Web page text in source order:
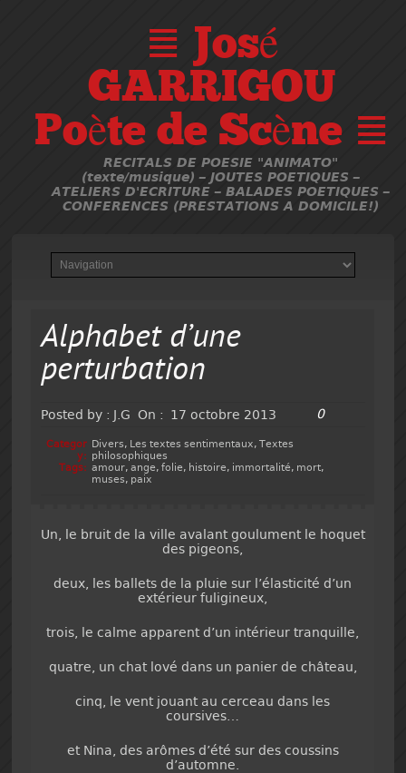
≣ José
GARRIGOU
Poète de Scène ≣
RECITALS DE POESIE "ANIMATO"
(texte/musique) – JOUTES POETIQUES –
ATELIERS D'ECRITURE – BALADES POETIQUES –
CONFERENCES (PRESTATIONS A DOMICILE!)
Alphabet d’une
perturbation
Posted by : J.G On : 17 octobre 2013 0
Categor
y:
Divers, Les textes sentimentaux,Textes
philosophiques
Tags: amour,ange,folie, histoire, immortalité, mort,
muses, paix
Un, le bruit de la ville avalant goulument le hoquet
des pigeons,
deux, les ballets de la pluie sur l’élasticité d’un
extérieur fuligineux,
trois, le calme apparent d’un intérieur tranquille,
quatre, un chat lové dans un panier de château,
cinq, le vent jouant au cerceau dans les
coursives…
et Nina, des arômes d’été sur des coussins
d’automne.